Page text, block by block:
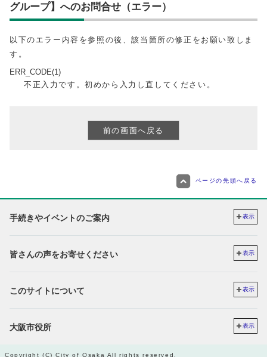
グループ】へのお問合せ（エラー）
以下のエラー内容を参照の後、該当箇所の修正をお願い致しま
す。
ERR_CODE(1)
不正入力です。初めから入力し直してください。
ページの先頭へ戻る
手続きやイベントのご案内 表示
皆さんの声をお寄せください 表示
このサイトについて 表示
大阪市役所 表示
Copyright (C) City of Osaka All rights reserved.